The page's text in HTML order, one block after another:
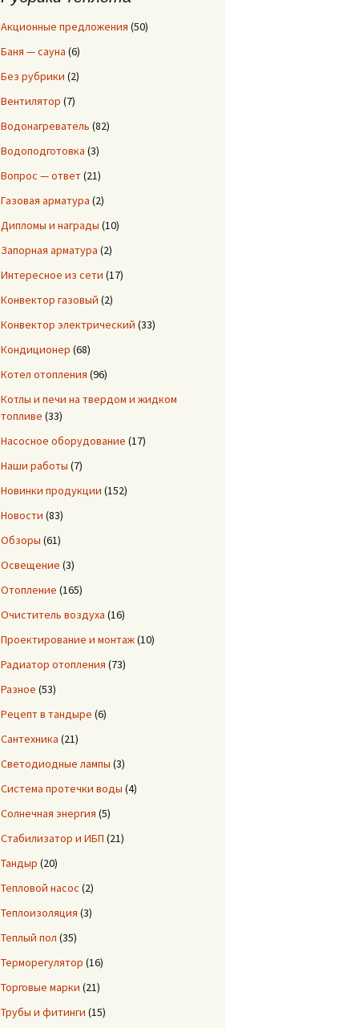
Акционные предложения (50)
Баня — сауна (6)
Без рубрики (2)
Вентилятор (7)
Водонагреватель (82)
Водоподготовка (3)
Вопрос — ответ(21)
Газовая арматура (2)
Дипломы и награды (10)
Запорная арматура (2)
Интересное из сети (17)
Конвектор газовый (2)
Конвектор электрический (33)
Кондиционер (68)
Котел отопления (96)
Котлы и печи на твердом и жидком
топливе (33)
Насосное оборудование (17)
Наши работы (7)
Новинки продукции (152)
Новости (83)
Обзоры (61)
Освещение (3)
Отопление (165)
Очиститель воздуха (16)
Проектирование и монтаж(10)
Радиатор отопления (73)
Разное (53)
Рецепт в тандыре (6)
Сантехника (21)
Светодиодные лампы (3)
Система протечки воды (4)
Солнечная энергия (5)
Стабилизатор и ИБП (21)
Тандыр (20)
Тепловой насос (2)
Теплоизоляция (3)
Теплый пол (35)
Терморегулятор (16)
Торговые марки (21)
Трубы и фитинги (15)